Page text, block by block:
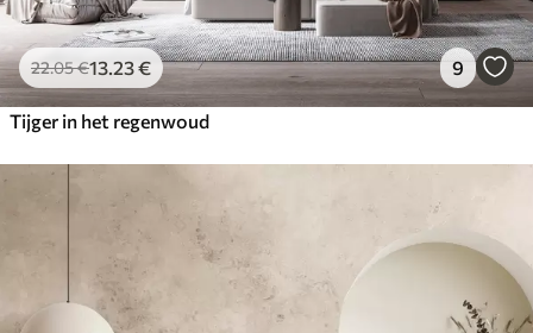
22.05€13.23€ 9
Tijger in het regenwoud